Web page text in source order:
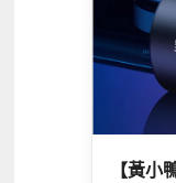
【黃小